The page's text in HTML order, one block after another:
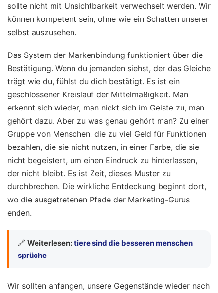
sollte nicht mit Unsichtbarkeit verwechselt werden. Wir
können kompetent sein, ohne wie ein Schatten unserer
selbst auszusehen.
Das System der Markenbindung funktioniert über die
Bestätigung. Wenn du jemanden siehst, der das Gleiche
trägt wie du, fühlst du dich bestätigt. Es ist ein
geschlossener Kreislauf der Mittelmäßigkeit. Man
erkennt sich wieder, man nickt sich im Geiste zu, man
gehört dazu. Aber zu was genau gehört man? Zu einer
Gruppe von Menschen, die zu viel Geld für Funktionen
bezahlen, die sie nicht nutzen, in einer Farbe, die sie
nicht begeistert, um einen Eindruck zu hinterlassen,
der nicht bleibt. Es ist Zeit, dieses Muster zu
durchbrechen. Die wirkliche Entdeckung beginnt dort,
wo die ausgetretenen Pfade der Marketing-Gurus
enden.
🔗 Weiterlesen: tiere sind die besseren menschen
sprüche
Wir sollten anfangen, unsere Gegenstände wieder nach